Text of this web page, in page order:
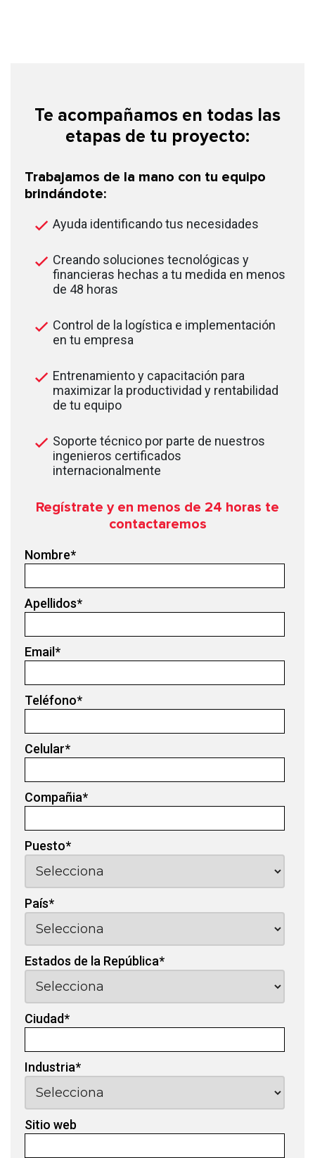
Te acompañamos en todas las
etapas de tu proyecto:
Trabajamos de la mano con tu equipo
brindándote:
Ayuda identificando tus necesidades
Creando soluciones tecnológicas y
financieras hechas a tu medida en menos
de 48 horas
Control de la logística e implementación
en tu empresa
Entrenamiento y capacitación para
maximizar la productividad y rentabilidad
de tu equipo
Soporte técnico por parte de nuestros
ingenieros certificados
internacionalmente
Regístrate y en menos de 24 horas te
contactaremos
Nombre*
Apellidos*
Email*
Teléfono*
Celular*
Compañia*
Puesto*
País*
Estados de la República*
Ciudad*
Industria*
Sitio web